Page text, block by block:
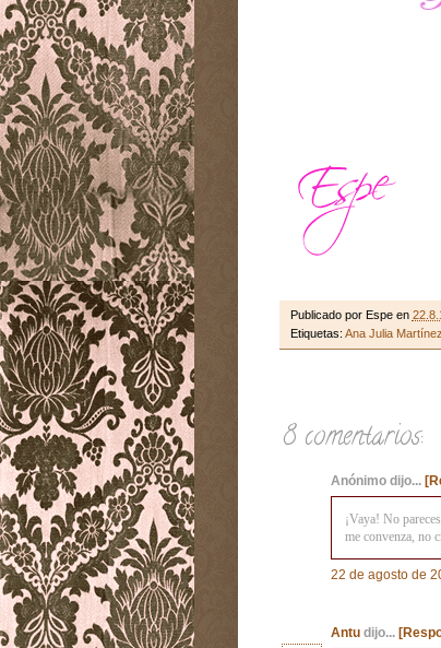
Publicado por Espe en
Etiquetas: Ana Julia
8 comentarios:
Anónimo dijo...
¡Vaya! No
me convenza, no
22 de agosto de
Antudijo...